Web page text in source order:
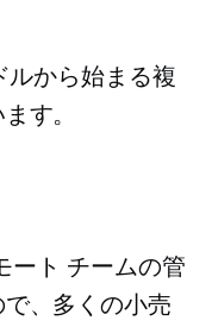
ルから始まる複
す。
ート チームの管
、多くの小売